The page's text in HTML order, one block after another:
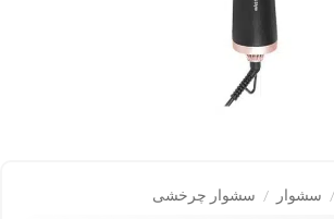
/ سشوار / سشوار چرخشی